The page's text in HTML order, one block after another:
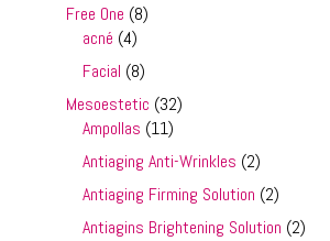
Free One 88
acné 44
productos
Facial 88
productos
Mesoestetic 3232
Ampollas 1111
productos
Antiaging Anti-Wrinkles 22
productos
Antiaging Firming Solution 22
productos
Antiagins Brightening Solution 22